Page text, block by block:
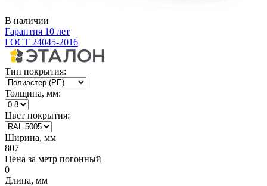
В наличии
Гарантия 10 лет
ГОСТ 24045-2016
Тип покрытия:
Толщина, мм:
Цвет покрытия:
Ширина, мм
807
Цена за метр погонный
0
Длина, мм